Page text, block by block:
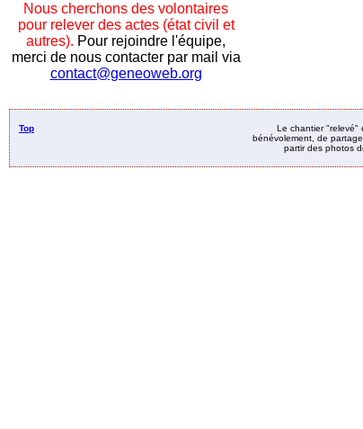
Nous cherchons des volontaires
pour relever des actes (état civil et
autres). Pour rejoindre l'équipe,
merci de nous contacter par mail via
contact@geneoweb.org
Top
Le chantier "relevé"
bénévolement, de
partir des photos